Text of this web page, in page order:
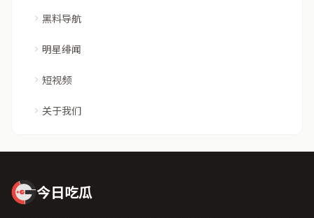
黑料导航
明星绯闻
短视频
关于我们
今日吃瓜